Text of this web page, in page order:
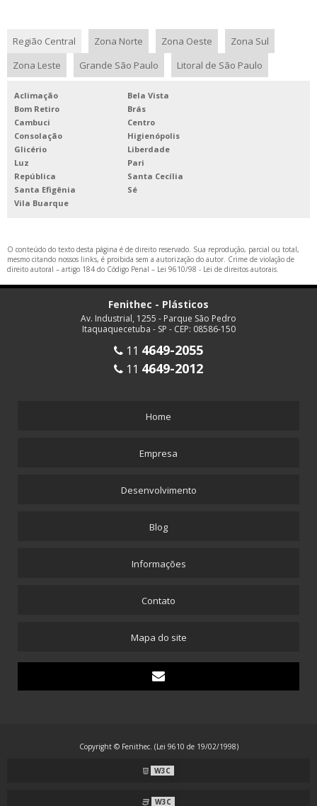
Região Central Zona Norte Zona Oeste
Zona Sul
Zona Leste
Grande São Paulo Litoral de São Paulo
Aclimação
Bela Vista
Bom Retiro
Brás
Cambuci
Centro
Consolação
Higienópolis
Glicério
Liberdade
Luz
Pari
República
Santa Cecília
Santa Efigênia
Sé
Vila Buarque
O conteúdo do texto desta página é de direito reservado. Sua reprodução, parcial ou total,
mesmo citando nossos links, é proibida sem a autorização do autor. Crime de violação de
direito autoral – artigo 184 do Código Penal – Lei 9610/98 - Lei de direitos autorais.
Fenithec - Plásticos
Av. Industrial, 1255 - Parque São Pedro
Itaquaquecetuba - SP - CEP: 08586-150
11 4649-2055
11 4649-2012
Home
Empresa
Desenvolvimento
Blog
Informações
Contato
Mapa do site
Copyright © Fenithec. (Lei 9610 de 19/02/1998)
W3C
W3C